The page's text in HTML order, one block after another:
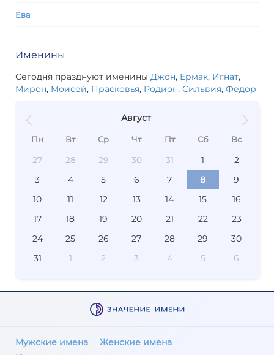
Ева
Именины
Сегодня празднуют именины Джон, Ермак, Игнат,
Мирон, Моисей, Прасковья, Родион, Сильвия, Федор
Август
Пн Вт Ср Чт Пт Сб Вс
27 28 29 30 31 1
2
3
4 5 6 7 8
9
10
11 12 13 14 15
16
17
18 19 20 21 22
23
24
25 26 27 28 29
30
31
1 2 3 4 5 6
Мужские имена
Женские имена